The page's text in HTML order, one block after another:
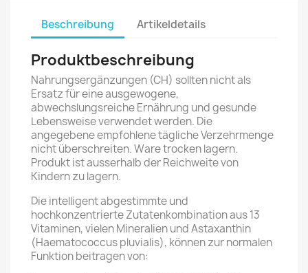
Beschreibung Artikeldetails
Produktbeschreibung
Nahrungsergänzungen (CH) sollten nicht als
Ersatz für eine ausgewogene,
abwechslungsreiche Ernährung und gesunde
Lebensweise verwendet werden. Die
angegebene empfohlene tägliche Verzehrmenge
nicht überschreiten. Ware trocken lagern.
Produkt ist ausserhalb der Reichweite von
Kindern zu lagern.
Die intelligent abgestimmte und
hochkonzentrierte Zutatenkombination aus 13
Vitaminen, vielen Mineralien und Astaxanthin
(Haematococcus pluvialis), können zur normalen
Funktion beitragen von: